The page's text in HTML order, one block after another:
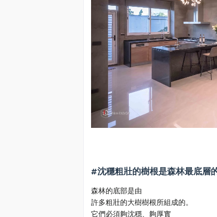
#沈穩粗壯的樹根是森林最底層
森林的底部是由
許多粗壯的大樹樹根所組成的。
它們必須夠沈穩、夠厚實